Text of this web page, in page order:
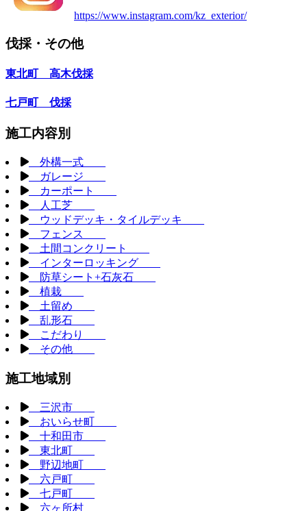
https://www.instagram.com/kz_exterior/
伐採・その他
東北町 高木伐採
七戸町 伐採
施工内容別
外構一式
ガレージ
カーポート
人工芝
ウッドデッキ・タイルデッキ
フェンス
土間コンクリート
インターロッキング
防草シート+石灰石
植栽
土留め
乱形石
こだわり
その他
施工地域別
三沢市
おいらせ町
十和田市
東北町
野辺地町
六戸町
七戸町
六ヶ所村